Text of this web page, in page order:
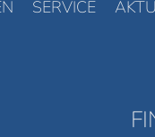
SERVICE